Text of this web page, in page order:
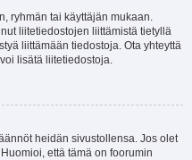
ryhmän tai käyttäjän mukaan.
liitetiedostojen liittämistä tietyllä
liittämään tiedostoja. Ota yhteyttä
lisätä liitetiedostoja.
heidän sivustollensa. Jos olet
että tämä on foorumin